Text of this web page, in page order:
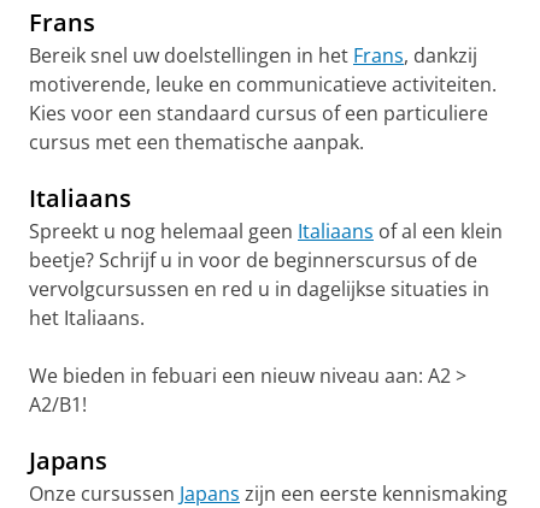
Frans
Bereik snel uw doelstellingen in het Frans, dankzij
motiverende, leuke en communicatieve activiteiten.
Kies voor een standaard cursus of een particuliere
cursus met een thematische aanpak.
Italiaans
Spreekt u nog helemaal geen Italiaans of al een klein
beetje? Schrijf u in voor de beginnerscursus of de
vervolgcursussen en red u in dagelijkse situaties in
het Italiaans.
We bieden in febuari een nieuw niveau aan: A2 >
A2/B1!
Japans
Onze cursussen Japans zijn een eerste kennismaking